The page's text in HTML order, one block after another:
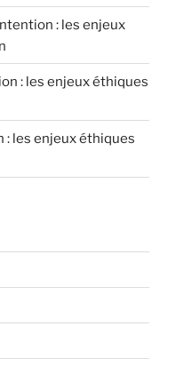
: les enjeux
: les enjeux éthiques
: les enjeux éthiques